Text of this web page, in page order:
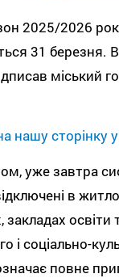
2025/2026
31 березня.
міський
нашу сторінку
уже завтра
в
закладах освіти
і соціально-
повне